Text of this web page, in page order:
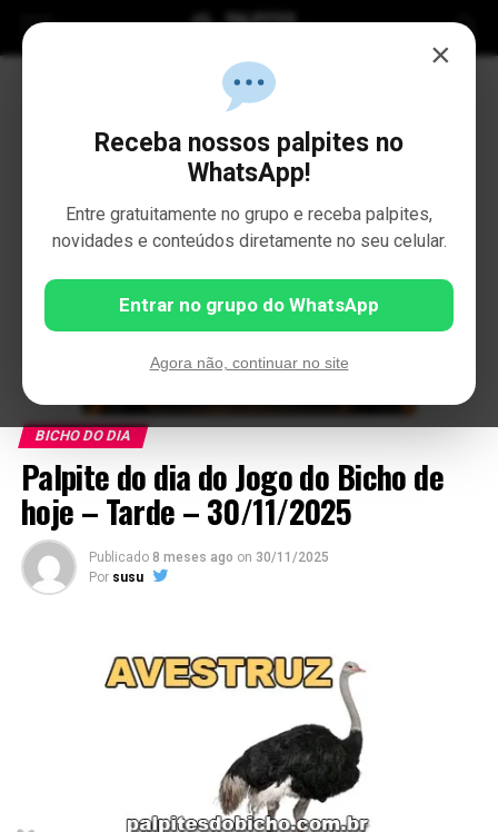
BICHO DO DIA
Palpite do dia do Jogo do Bicho de
hoje – Tarde – 30/11/2025
Publicado 8 meses ago on 30/11/2025
Por susu
×
Receba nossos palpites no
WhatsApp!
Entre gratuitamente no grupo e receba palpites,
novidades e conteúdos diretamente no seu celular.
Entrar no grupo do WhatsApp
Agora não, continuar no site